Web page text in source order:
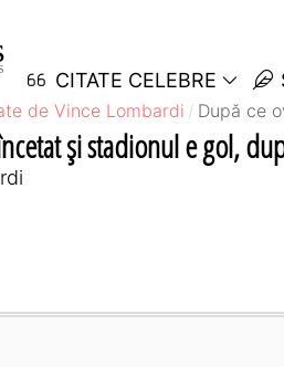
CITATE CELEBRE
de Vince Lombardi După ce
şi stadionul e gol,